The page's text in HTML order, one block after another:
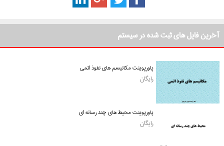
آخرین فایل های ثبت شده در سیستم
پاورپوینت مکانیسم های نفوذ اتمی
رایگان
پاورپوینت محیط های چند رسانه ای
رایگان